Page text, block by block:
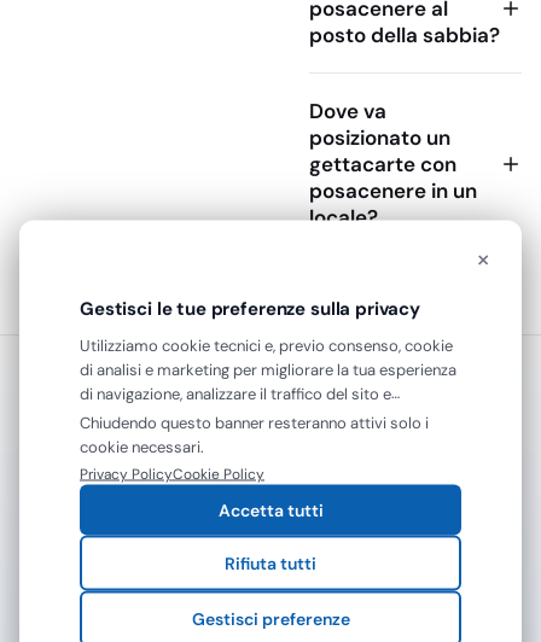
rende più rapida la
passaggio senza
moltiplicare i
contenitori.
Materiali e
struttura da
valutare
Per un uso professionale
conviene orientarsi su
acciaio verniciato, inox o
metallo zincato,
soprattutto quando il
posacenere al
posto della sabbia?
Dove va
posizionato un
gettacarte con
posacenere in un
locale?
RASSEGNA STAMPA
Parlano di noi
“Gevenit presenta la nuova piattaforma online:
esperienza e servizi digitali nel settore del monouso,
pulizia e sanitari.”
—MilanoFinanza.it
×
Gestisci le tue preferenze sulla privacy
Utilizziamo cookie tecnici e, previo consenso, cookie
di analisi e marketing per migliorare la tua esperienza
di navigazione, analizzare il traffico del sito e
mostrarti contenuti e pubblicità personalizzati. Puoi
accettare tutti i cookie oppure gestire le tue
preferenze. Puoi modificare o revocare il consenso in
qualsiasi momento.
Chiudendo questo banner resteranno attivi solo i
cookie necessari.
Privacy PolicyCookie Policy
Accetta tutti
Rifiuta tutti
Gestisci preferenze